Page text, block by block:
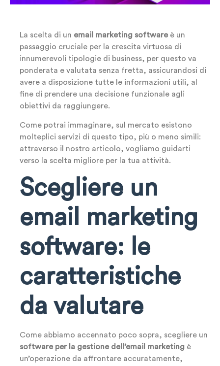
La scelta di un email marketing software è un
passaggio cruciale per la crescita virtuosa di
innumerevoli tipologie di business, per questo va
ponderata e valutata senza fretta, assicurandosi di
avere a disposizione tutte le informazioni utili, al
fine di prendere una decisione funzionale agli
obiettivi da raggiungere.
Come potrai immaginare, sul mercato esistono
molteplici servizi di questo tipo, più o meno simili:
attraverso il nostro articolo, vogliamo guidarti
verso la scelta migliore per la tua attività.
Scegliere un
email marketing
software: le
caratteristiche
da valutare
Come abbiamo accennato poco sopra, scegliere un
software per la gestione dell’email marketing è
un’operazione da affrontare accuratamente,